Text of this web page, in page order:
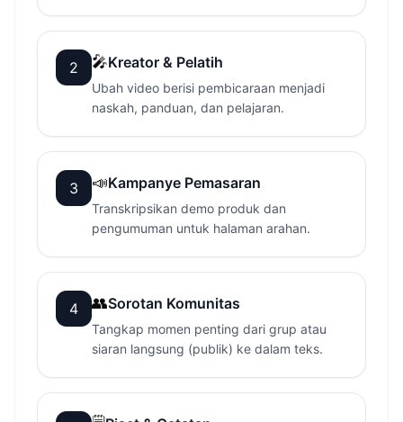
2 🎤Kreator & Pelatih
Ubah video berisi pembicaraan menjadi
naskah, panduan, dan pelajaran.
3 📣Kampanye Pemasaran
Transkripsikan demo produk dan
pengumuman untuk halaman arahan.
4 👥Sorotan Komunitas
Tangkap momen penting dari grup atau
siaran langsung (publik) ke dalam teks.